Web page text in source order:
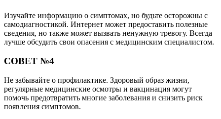
Изучайте информацию о симптомах, но будьте осторожны с
самодиагностикой. Интернет может предоставить полезные
сведения, но также может вызвать ненужную тревогу. Всегда
лучше обсудить свои опасения с медицинским специалистом.
СОВЕТ №4
Не забывайте о профилактике. Здоровый образ жизни,
регулярные медицинские осмотры и вакцинация могут
помочь предотвратить многие заболевания и снизить риск
появления симптомов.